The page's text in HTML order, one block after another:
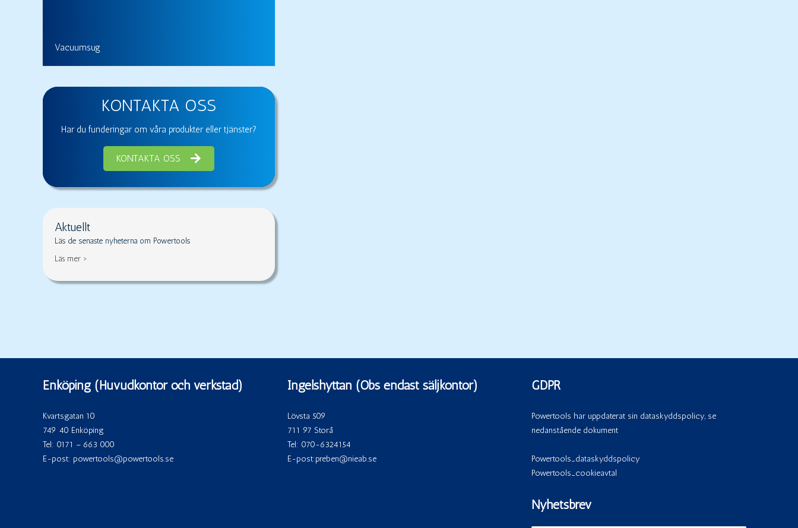
Vacuumsug
KONTAKTA OSS
Har du funderingar om våra produkter eller tjänster?
KONTAKTA OSS
Aktuellt
Läs de senaste nyheterna om Powertools
Läs mer >
Enköping (Huvudkontor och verkstad)
Kvartsgatan 10
749 40 Enköping
Tel: 0171 – 663 000
E-post: powertools@powertools.se
Ingelshyttan (Obs endast säljkontor)
Lövsta 509
711 97 Storå
Tel: 070-6324154
E-post:preben@nieab.se
GDPR
Powertools har uppdaterat sin dataskyddspolicy, se
nedanstående dokument
Powertools_dataskyddspolicy
Powertools_cookieavtal
Nyhetsbrev